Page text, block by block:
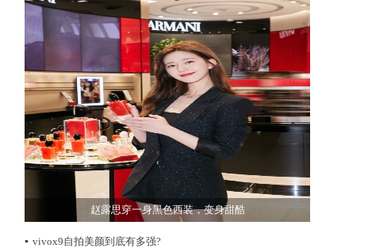
赵露思穿一身黑色西装，变身甜酷
▪ vivox9自拍美颜到底有多强?